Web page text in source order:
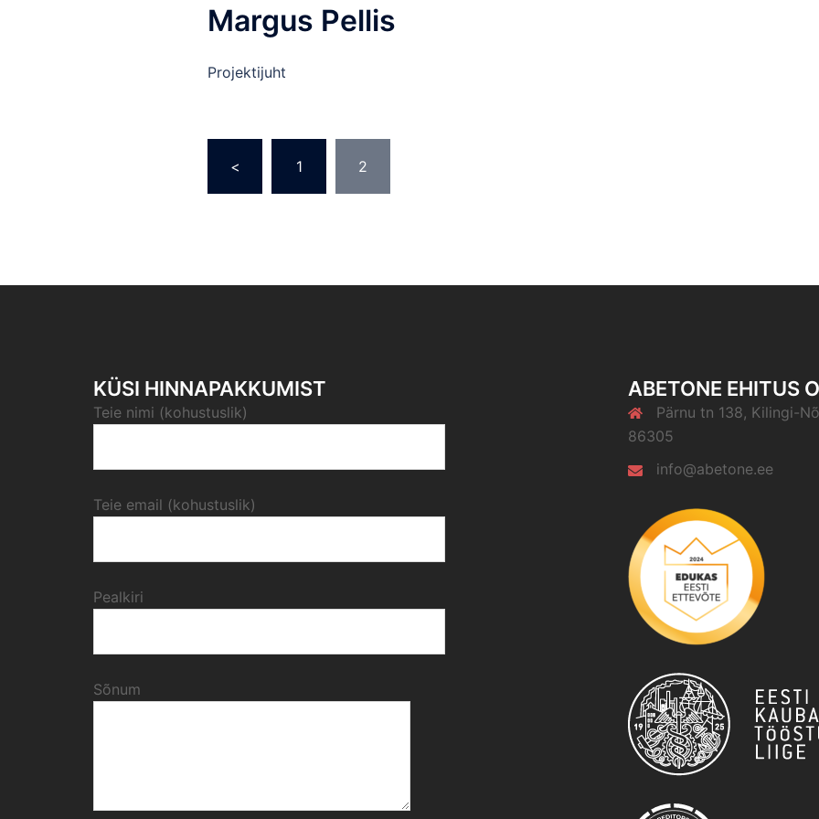
Margus Pellis
Projektijuht
Posts
pagination
< 1 2
KÜSI HINNAPAKKUMIST
Teie nimi (kohustuslik)
Teie email (kohustuslik)
Pealkiri
Sõnum
ABETONE EHITUS
Pärnu tn 138, Kilingi-
86305
info@abetone.ee